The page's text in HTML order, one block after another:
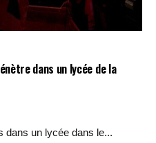
dans un lycée de la
dans un lycée dans le...